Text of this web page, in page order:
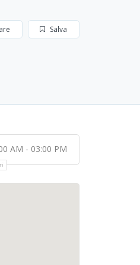
Salva
AM - 03:00 PM